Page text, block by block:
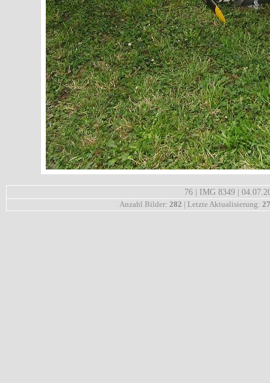
76 | IMG 8349 |
Anzahl Bilder: 282 | Letzte Aktualisierung: